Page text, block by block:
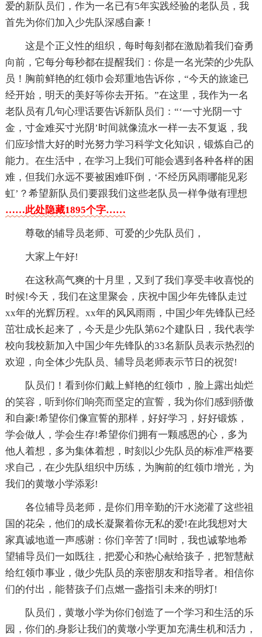
爱的新队员们，作为一名已有5年实践经验的老队员，我
首先为你们加入少先队深感自豪！
这是个正义性的组织，每时每刻都在激励着我们奋勇
向前，它每分每秒都在提醒我们：你是一名光荣的少先队
员！胸前鲜艳的红领巾会郑重地告诉你，“今天的旅途已
经开始，明天的美好等你去开拓。”在这里，我作为一名
老队员有几句心理话要告诉新队员们：“‘一寸光阴一寸
金，寸金难买寸光阴’时间就像流水一样一去不复返，我
们应珍惜大好的时光努力学习科学文化知识，锻炼自己的
能力。在生活中，在学习上我们可能会遇到各种各样的困
难，但我们永远不要被困难吓倒，‘不经历风雨哪能见彩
虹’？希望新队员们要跟我们这些老队员一样争做有理想
……此处隐藏1895个字……
尊敬的辅导员老师、可爱的少先队员们，
大家上午好!
在这秋高气爽的十月里，又到了我们享受丰收喜悦的
时候!今天，我们在这里聚会，庆祝中国少年先锋队走过
xx年的光辉历程。xx年的风风雨雨，中国少年先锋队已经
茁壮成长起来了，今天是少先队第62个建队日，我代表学
校向我校新加入中国少年先锋队的33名新队员表示热烈的
欢迎，向全体少先队员、辅导员老师表示节日的祝贺!
队员们！看到你们戴上鲜艳的红领巾，脸上露出灿烂
的笑容，听到你们响亮而坚定的宣誓，我为你们感到骄傲
和自豪!希望你们像宣誓的那样，好好学习，好好锻炼，
学会做人，学会生存!希望你们拥有一颗感恩的心，多为
他人着想，多为集体着想，时刻以少先队员的标准严格要
求自己，在少先队组织中历练，为胸前的红领巾增光，为
我们的黄墩小学添彩!
各位辅导员老师，是你们用辛勤的汗水浇灌了这些祖
国的花朵，他们的成长凝聚着你无私的爱!在此我想对大
家真诚地道一声感谢：你们辛苦了!同时，我也诚挚地希
望辅导员们一如既往，把爱心和热心献给孩子，把智慧献
给红领巾事业，做少先队员的亲密朋友和指导者。相信你
们的付出，能替孩子们点燃一盏指引未来的明灯!
队员们，黄墩小学为你们创造了一个学习和生活的乐
园，你们的.身影让我们的黄墩小学更加充满生机和活力，